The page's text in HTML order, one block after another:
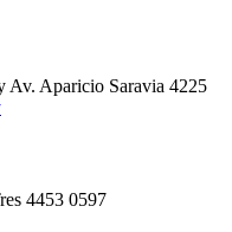
Av. Aparicio Saravia 4225
4453 0597